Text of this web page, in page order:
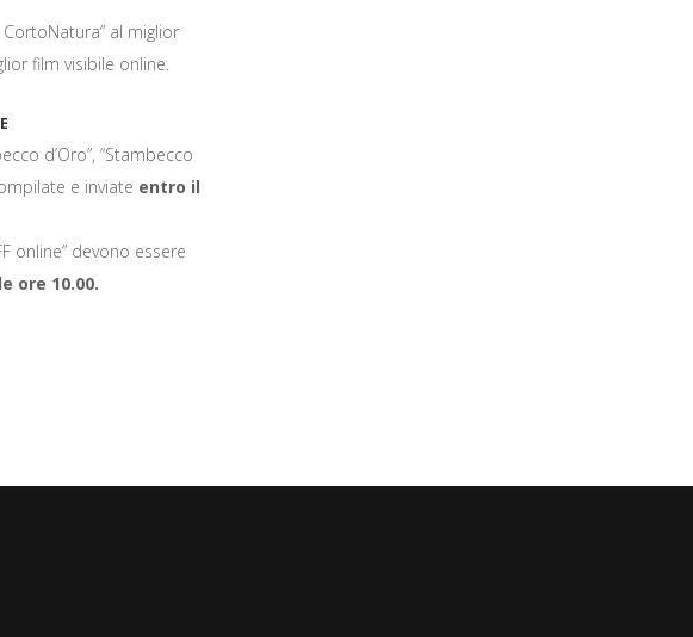
al miglior
film visibile online.
d’Oro”, “Stambecco
e inviate entro il
online” devono essere
ore 10.00.